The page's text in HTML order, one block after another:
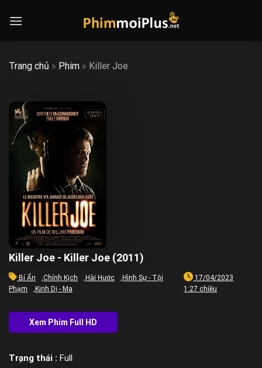
Trang chủ » Phim » Killer Joe
Killer Joe - Killer Joe (2011)
Bí Ẩn ,Chính Kịch , Hài Hước , Hình Sự - Tội
Phạm
, Kinh Dị - Ma
17/04/2023
1:27 chiều
Trạng thái : Full